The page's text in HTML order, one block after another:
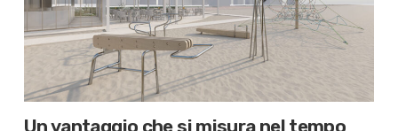
Un vantaggio che si misura nel tempo